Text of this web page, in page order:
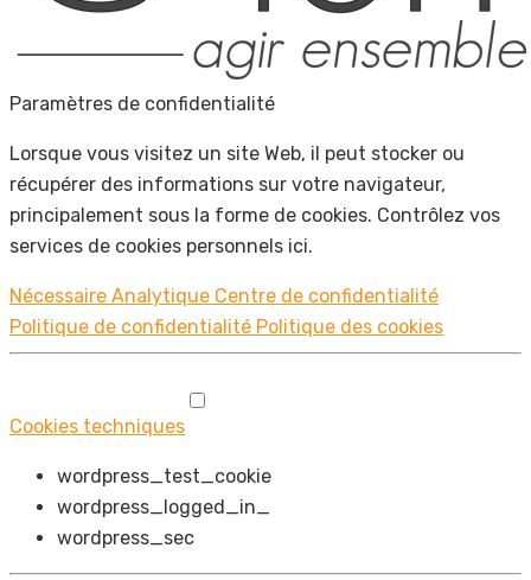
Paramètres de confidentialité
Lorsque vous visitez un site Web, il peut stocker ou
récupérer des informations sur votre navigateur,
principalement sous la forme de cookies. Contrôlez vos
services de cookies personnels ici.
Nécessaire Analytique Centre de confidentialité
Politique de confidentialité Politique des cookies
Cookies techniques
wordpress_test_cookie
wordpress_logged_in_
wordpress_sec